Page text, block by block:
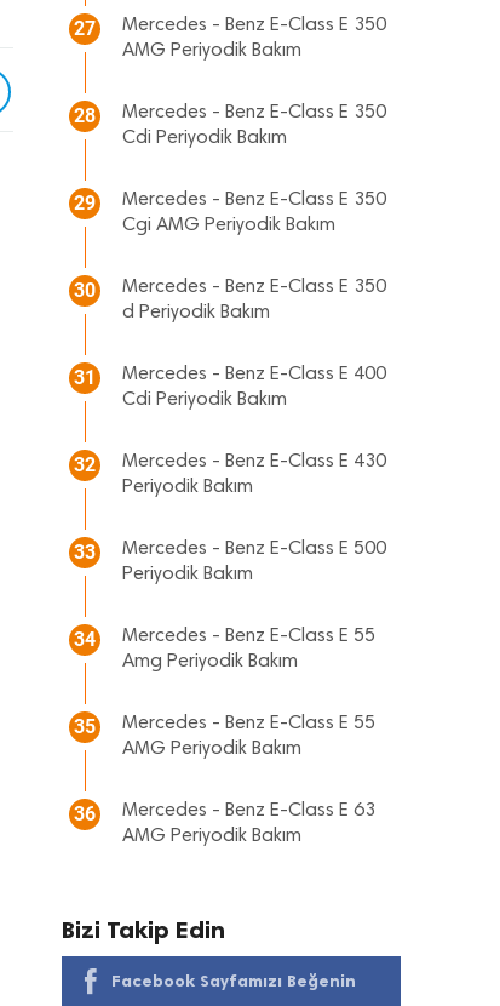
27
Mercedes - Benz E-Class E 350
AMG Periyodik Bakım
28
Mercedes - Benz E-Class E 350
Cdi Periyodik Bakım
29
Mercedes - Benz E-Class E 350
Cgi AMG Periyodik Bakım
30
Mercedes - Benz E-Class E 350
d Periyodik Bakım
31
Mercedes - Benz E-Class E 400
Cdi Periyodik Bakım
32
Mercedes - Benz E-Class E 430
Periyodik Bakım
33
Mercedes - Benz E-Class E 500
Periyodik Bakım
34
Mercedes - Benz E-Class E 55
Amg Periyodik Bakım
35
Mercedes - Benz E-Class E 55
AMG Periyodik Bakım
36
Mercedes - Benz E-Class E 63
AMG Periyodik Bakım
Bizi Takip Edin
Facebook Sayfamızı Beğenin